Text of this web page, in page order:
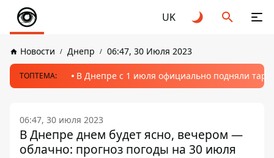
UK
Новости Днепр 06:47, 30 Июля 2023
ТОПТЕМА: В Днепре с 1 июля официально подняли
06:47, 30 июля 2023
В Днепре днем ​​будет ясно, вечером —
облачно: прогноз погоды на 30 июля